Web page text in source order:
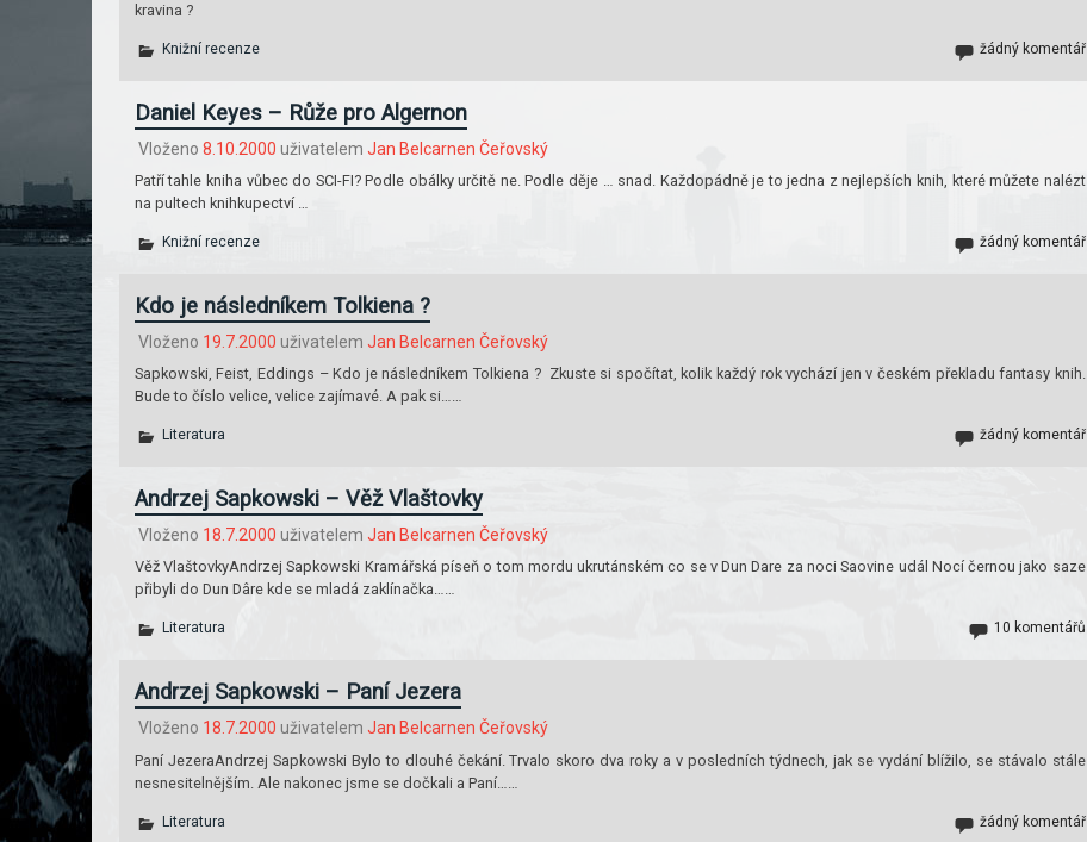
kravina ?
Knižní recenze žádný komentář
Daniel Keyes – Růže pro Algernon
Vloženo 8.10.2000 uživatelem Jan Belcarnen Čeřovský
Patří tahle kniha vůbec do SCI-FI? Podle obálky určitě ne. Podle děje … snad. Každopádně je to jedna z nejlepších knih, které můžete nalézt
na pultech knihkupectví …
Knižní recenze žádný komentář
Kdo je následníkem Tolkiena ?
Vloženo 19.7.2000 uživatelem Jan Belcarnen Čeřovský
Sapkowski, Feist, Eddings – Kdo je následníkem Tolkiena ? Zkuste si spočítat, kolik každý rok vychází jen v českém překladu fantasy knih.
Bude to číslo velice, velice zajímavé. A pak si……
Literatura žádný komentář
Andrzej Sapkowski – Věž Vlaštovky
Vloženo 18.7.2000 uživatelem Jan Belcarnen Čeřovský
Věž VlaštovkyAndrzej Sapkowski Kramářská píseň o tom mordu ukrutánském co se v Dun Dare za noci Saovine udál Nocí černou jako saze
přibyli do Dun Dâre kde se mladá zaklínačka……
Literatura 10 komentářů
Andrzej Sapkowski – Paní Jezera
Vloženo 18.7.2000 uživatelem Jan Belcarnen Čeřovský
Paní JezeraAndrzej Sapkowski Bylo to dlouhé čekání. Trvalo skoro dva roky a v posledních týdnech, jak se vydání blížilo, se stávalo stále
nesnesitelnějším. Ale nakonec jsme se dočkali a Paní……
Literatura žádný komentář